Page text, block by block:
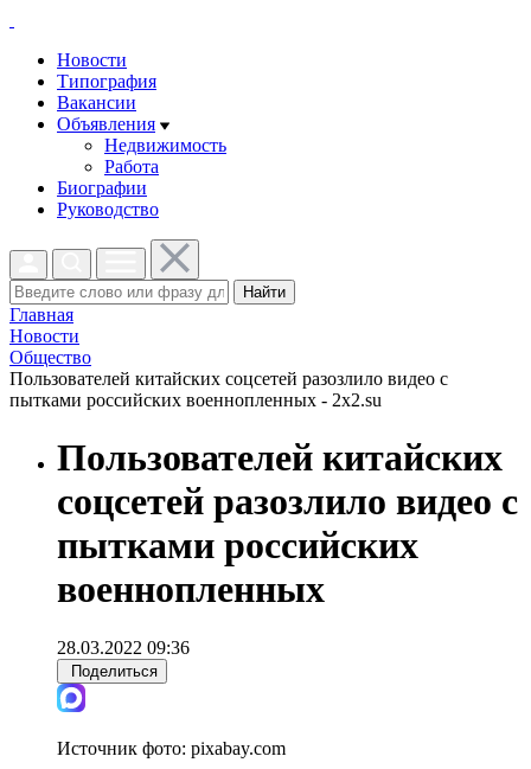
Новости
Типография
Вакансии
Объявления
Недвижимость
Работа
Биографии
Руководство
Найти
Главная
Новости
Общество
Пользователей китайских соцсетей разозлило видео с
пытками российских военнопленных - 2x2.su
Пользователей китайских
соцсетей разозлило видео с
пытками российских
военнопленных
28.03.2022 09:36
Поделиться
Источник фото: pixabay.com